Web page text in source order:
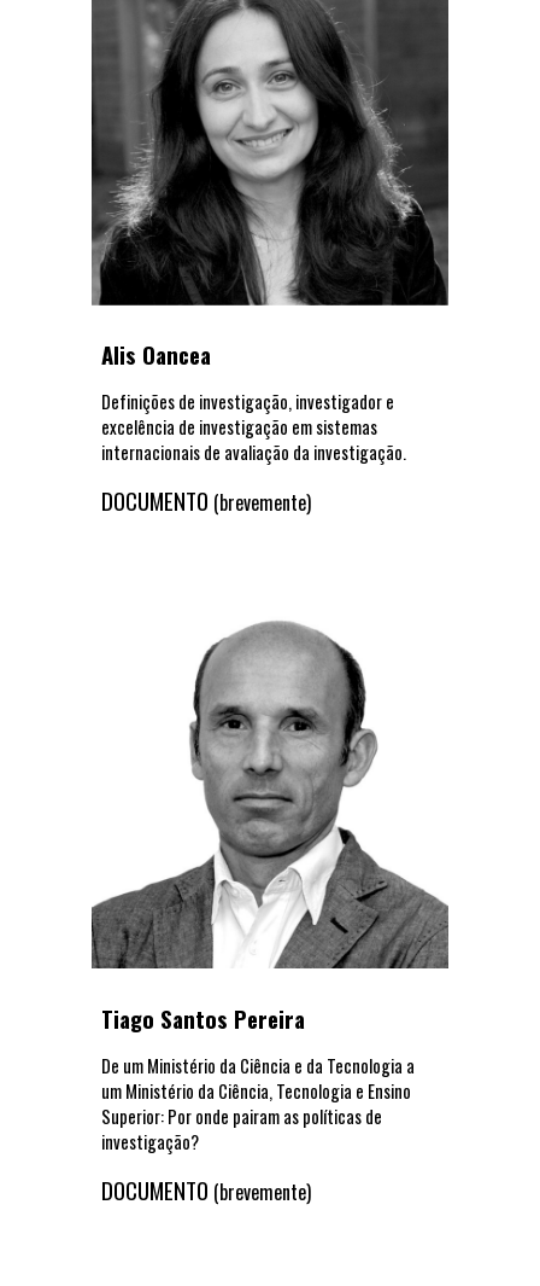
Alis Oancea
Definições de investigação, investigador e
excelência de investigação em sistemas
internacionais de avaliação da investigação.
DOCUMENTO (brevemente)
Tiago Santos Pereira
De um Ministério da Ciência e da Tecnologia a
um Ministério da Ciência, Tecnologia e Ensino
Superior: Por onde pairam as políticas de
investigação?
DOCUMENTO (brevemente)